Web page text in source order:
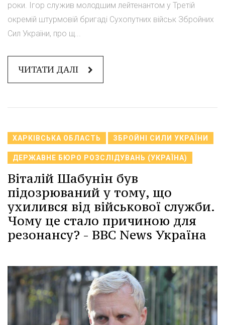
роки. Ігор служив молодшим лейтенантом у Третій
окремій штурмовій бригаді Сухопутних військ Збройних
Сил України, про щ...
ЧИТАТИ ДАЛІ
ХАРКІВСЬКА ОБЛАСТЬ ЗБРОЙНІ СИЛИ УКРАЇНИ
ДЕРЖАВНЕ БЮРО РОЗСЛІДУВАНЬ (УКРАЇНА)
Віталій Шабунін був
підозрюваний у тому, що
ухилився від військової служби.
Чому це стало причиною для
резонансу? - BBC News Україна